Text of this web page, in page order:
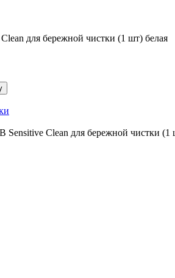
для бережной чистки (1 шт) белая
Sensitive Clean для бережной чистки (1